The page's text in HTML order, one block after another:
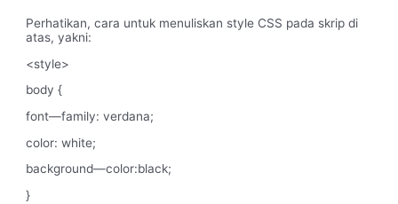
Perhatikan, cara untuk menuliskan style CSS pada skrip di
atas, yakni:
<style>
body {
font—family: verdana;
color: white;
background—color:black;
}